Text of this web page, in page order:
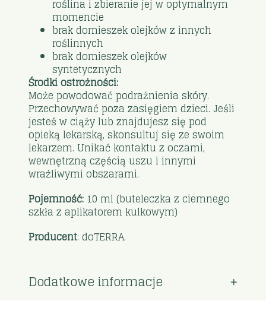
roślina i zbieranie jej w optymalnym
momencie
brak domieszek olejków z innych
roślinnych
brak domieszek olejków
syntetycznych
Środki ostrożności:
Może powodować podrażnienia skóry.
Przechowywać poza zasięgiem dzieci. Jeśli
jesteś w ciąży lub znajdujesz się pod
opieką lekarską, skonsultuj się ze swoim
lekarzem. Unikać kontaktu z oczami,
wewnętrzną częścią uszu i innymi
wrażliwymi obszarami.
Pojemność: 10 ml (buteleczka z ciemnego
szkła z aplikatorem kulkowym)
Producent: doTERRA.
Dodatkowe informacje